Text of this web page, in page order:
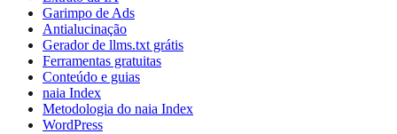
Garimpo de Ads
Antialucinação
Gerador de llms.txt grátis
Ferramentas gratuitas
Conteúdo e guias
naia Index
Metodologia do naia Index
WordPress